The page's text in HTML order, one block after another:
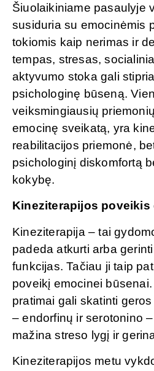
Šiuolaikiniame pasaulyje
susiduria su emocinėmis
tokiomis kaip nerimas ir
tempas, stresas,
aktyvumo stoka gali
psichologinę būseną.
veiksmingiausių
emocinę sveikatą, yra
reabilitacijos priemonė,
psichologinį diskomfortą
kokybę.
Kineziterapijos poveikis
Kineziterapija – tai
padeda atkurti arba
funkcijas. Tačiau ji taip
poveikį emocinei
pratimai gali skatinti
– endorfinų ir serotonino
mažina streso lygį ir
Kineziterapijos metu